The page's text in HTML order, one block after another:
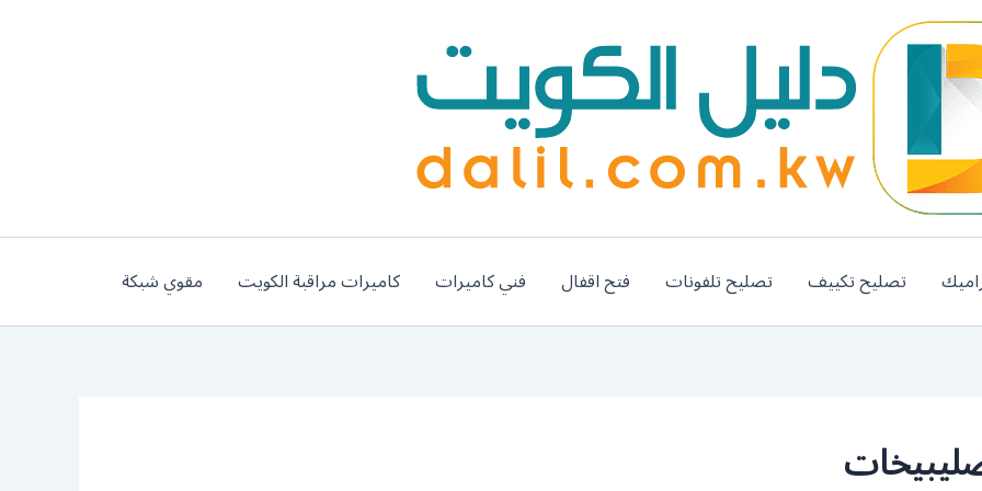
تصليح تكييف تصليح تلفونات فتح اقفال فني كاميرات كاميرات مراقبة الكويت مقوي شبكة